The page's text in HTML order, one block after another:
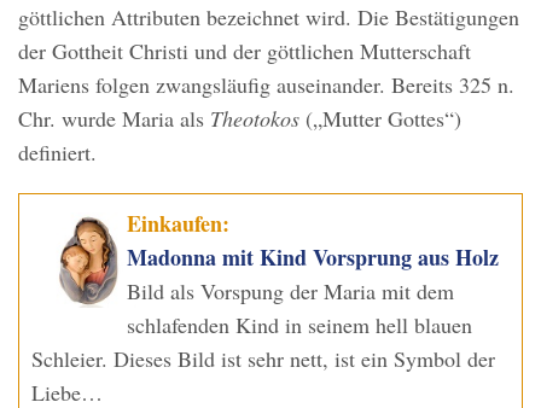
göttlichen Attributen bezeichnet wird. Die Bestätigungen
der Gottheit Christi und der göttlichen Mutterschaft
Mariens folgen zwangsläufig auseinander. Bereits 325 n.
Chr. wurde Maria als Theotokos („Mutter Gottes“)
definiert.
Einkaufen:
Madonna mit Kind Vorsprung aus Holz
Bild als Vorspung der Maria mit dem
schlafenden Kind in seinem hell blauen
Schleier. Dieses Bild ist sehr nett, ist ein Symbol der
Liebe…